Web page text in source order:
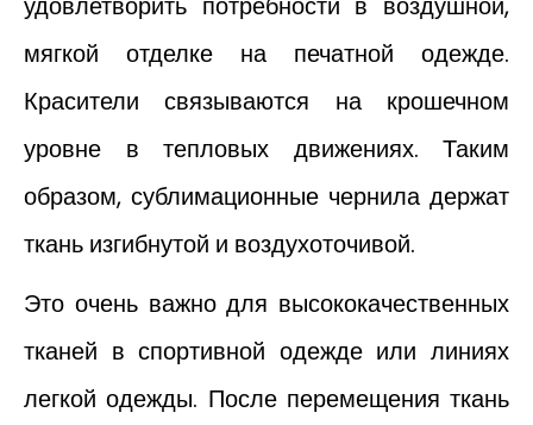
мягкой отделке на печатной одежде.
Красители связываются на крошечном
уровне в тепловых движениях. Таким
образом, сублимационные чернила держат
ткань изгибнутой и воздухоточивой.
Это очень важно для высококачественных
тканей в спортивной одежде или линиях
легкой одежды. После перемещения ткань